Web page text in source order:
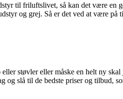
til friluftslivet, så kan det være
og grej. Så er det ved at være
støvler eller måske en helt ny
og slå til de bedste priser og tilbud,